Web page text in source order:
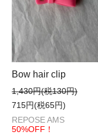
Bow hair clip
1,430円(税130円)
715円(税65円)
REPOSE AMS
50%OFF！